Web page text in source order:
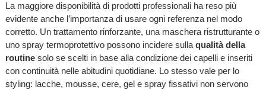
La maggiore disponibilità di prodotti professionali ha reso più
evidente anche l’importanza di usare ogni referenza nel modo
corretto. Un trattamento rinforzante, una maschera ristrutturante o
uno spray termoprotettivo possono incidere sulla qualità della
routinesolo se scelti in base alla condizione dei capelli e inseriti
con continuità nelle abitudini quotidiane. Lo stesso vale per lo
styling: lacche, mousse, cere, gel e spray fissativi non servono